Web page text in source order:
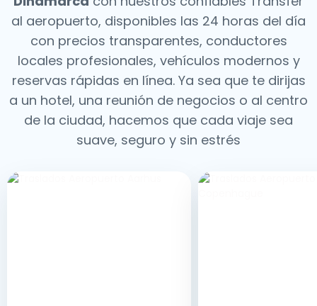
al aeropuerto, disponibles las 24 horas del día
con precios transparentes, conductores
locales profesionales, vehículos modernos y
reservas rápidas en línea. Ya sea que te dirijas
a un hotel, una reunión de negocios o al centro
de la ciudad, hacemos que cada viaje sea
suave, seguro y sin estrés